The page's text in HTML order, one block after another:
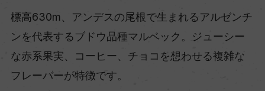
標高630m、アンデスの尾根で生まれるアルゼンチ
ンを代表するブドウ品種マルベック。ジューシー
な赤系果実、コーヒー、チョコを想わせる複雑な
フレーバーが特徴です。